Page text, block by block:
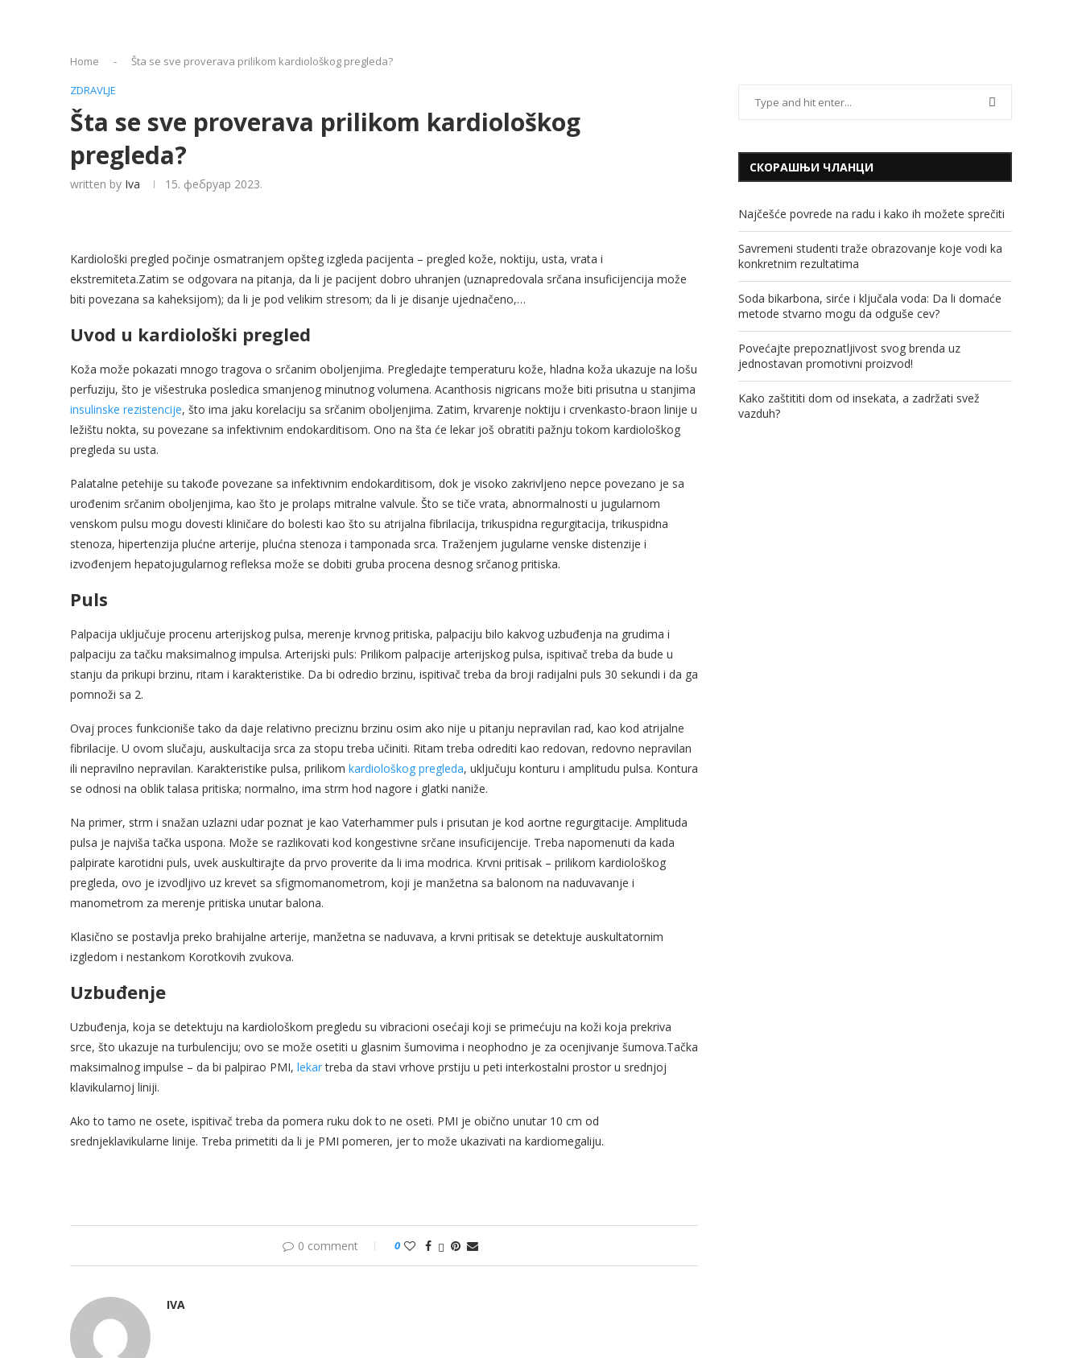
Home -
Šta se sve proverava prilikom kardiološkog pregleda?
ZDRAVLJE
Šta se sve proverava prilikom kardiološkog
pregleda?
written by Iva 15. фебруар 2023.
Kardiološki pregled počinje osmatranjem opšteg izgleda pacijenta – pregled kože, noktiju, usta, vrata i
ekstremiteta.Zatim se odgovara na pitanja, da li je pacijent dobro uhranjen (uznapredovala srčana insuficijencija može
biti povezana sa kaheksijom); da li je pod velikim stresom; da li je disanje ujednačeno,…
Uvod u kardiološki pregled
Koža može pokazati mnogo tragova o srčanim oboljenjima. Pregledajte temperaturu kože, hladna koža ukazuje na lošu
perfuziju, što je višestruka posledica smanjenog minutnog volumena. Acanthosis nigricans može biti prisutna u stanjima
insulinske rezistencije, što ima jaku korelaciju sa srčanim oboljenjima. Zatim, krvarenje noktiju i crvenkasto-braon linije u
ležištu nokta, su povezane sa infektivnim endokarditisom. Ono na šta će lekar još obratiti pažnju tokom kardiološkog
pregleda su usta.
Palatalne petehije su takođe povezane sa infektivnim endokarditisom, dok je visoko zakrivljeno nepce povezano je sa
urođenim srčanim oboljenjima, kao što je prolaps mitralne valvule. Što se tiče vrata, abnormalnosti u jugularnom
venskom pulsu mogu dovesti kliničare do bolesti kao što su atrijalna fibrilacija, trikuspidna regurgitacija, trikuspidna
stenoza, hipertenzija plućne arterije, plućna stenoza i tamponada srca. Traženjem jugularne venske distenzije i
izvođenjem hepatojugularnog refleksa može se dobiti gruba procena desnog srčanog pritiska.
Puls
Palpacija uključuje procenu arterijskog pulsa, merenje krvnog pritiska, palpaciju bilo kakvog uzbuđenja na grudima i
palpaciju za tačku maksimalnog impulsa. Arterijski puls: Prilikom palpacije arterijskog pulsa, ispitivač treba da bude u
stanju da prikupi brzinu, ritam i karakteristike. Da bi odredio brzinu, ispitivač treba da broji radijalni puls 30 sekundi i da ga
pomnoži sa 2.
Ovaj proces funkcioniše tako da daje relativno preciznu brzinu osim ako nije u pitanju nepravilan rad, kao kod atrijalne
fibrilacije. U ovom slučaju, auskultacija srca za stopu treba učiniti. Ritam treba odrediti kao redovan, redovno nepravilan
ili nepravilno nepravilan. Karakteristike pulsa, prilikom kardiološkog pregleda, uključuju konturu i amplitudu pulsa. Kontura
se odnosi na oblik talasa pritiska; normalno, ima strm hod nagore i glatki naniže.
Na primer, strm i snažan uzlazni udar poznat je kao Vaterhammer puls i prisutan je kod aortne regurgitacije. Amplituda
pulsa je najviša tačka uspona. Može se razlikovati kod kongestivne srčane insuficijencije. Treba napomenuti da kada
palpirate karotidni puls, uvek auskultirajte da prvo proverite da li ima modrica. Krvni pritisak – prilikom kardiološkog
pregleda, ovo je izvodljivo uz krevet sa sfigmomanometrom, koji je manžetna sa balonom na naduvavanje i
manometrom za merenje pritiska unutar balona.
Klasično se postavlja preko brahijalne arterije, manžetna se naduvava, a krvni pritisak se detektuje auskultatornim
izgledom i nestankom Korotkovih zvukova.
Uzbuđenje
Uzbuđenja, koja se detektuju na kardiološkom pregledu su vibracioni osećaji koji se primećuju na koži koja prekriva
srce, što ukazuje na turbulenciju; ovo se može osetiti u glasnim šumovima i neophodno je za ocenjivanje šumova.Tačka
maksimalnog impulse – da bi palpirao PMI, lekartreba da stavi vrhove prstiju u peti interkostalni prostor u srednjoj
klavikularnoj liniji.
Ako to tamo ne osete, ispitivač treba da pomera ruku dok to ne oseti. PMI je obično unutar 10 cm od
srednjeklavikularne linije. Treba primetiti da li je PMI pomeren, jer to može ukazivati na kardiomegaliju.
0 comment 0
IVA
СКОРАШЊИ ЧЛАНЦИ
Najčešće povrede na radu i kako ih možete sprečiti
Savremeni studenti traže obrazovanje koje vodi ka
konkretnim rezultatima
Soda bikarbona, sirće i ključala voda: Da li domaće
metode stvarno mogu da odguše cev?
Povećajte prepoznatljivost svog brenda uz
jednostavan promotivni proizvod!
Kako zaštititi dom od insekata, a zadržati svež
vazduh?